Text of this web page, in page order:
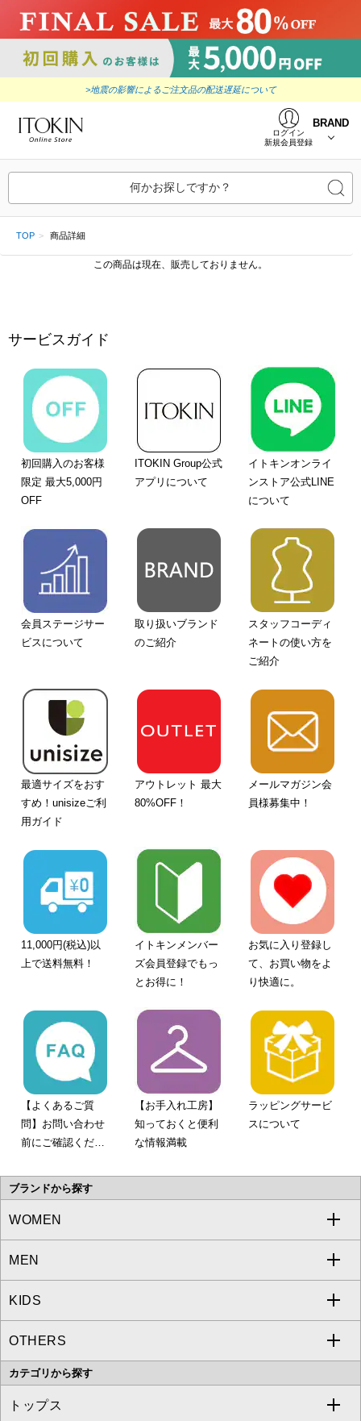
>地震の影響によるご注文品の配送遅延について
ログイン
新規会員登録
BRAND
何かお探しですか？
TOP 商品詳細
この商品は現在、販売しておりません。
サービスガイド
初回購入のお客様
限定 最大5,000円
OFF
ITOKIN Group公式
アプリについて
イトキンオンライ
ンストア公式LINE
について
会員ステージサー
ビスについて
取り扱いブランド
のご紹介
スタッフコーディ
ネートの使い方を
ご紹介
最適サイズをおす
すめ！unisizeご利
用ガイド
アウトレット 最大
80%OFF！
メールマガジン会
員様募集中！
11,000円(税込)以
上で送料無料！
イトキンメンバー
ズ会員登録でもっ
とお得に！
お気に入り登録し
て、お買い物をよ
り快適に。
【よくあるご質
問】お問い合わせ
前にご確認くださ
【お手入れ工房】
知っておくと便利
な情報満載
ラッピングサービ
スについて
ブランドから探す
WOMEN
a.v.v
MICHEL KLEIN
MK MICHEL KLEIN
OFUON le MK
MEN
a.v.v
MICHEL KLEIN HOMME
MK MICHEL KLEIN HOMME
KIDS
a.v.v
OTHERS
MK MICHEL KLEIN BAG
カテゴリから探す
トップス